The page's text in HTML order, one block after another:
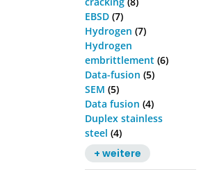
EBSD (7)
Hydrogen (7)
Hydrogen
embrittlement (6)
Data-fusion (5)
SEM (5)
Data fusion (4)
Duplex stainless
steel (4)
+ weitere